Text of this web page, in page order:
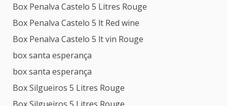
Box Penalva Castelo 5 Litres Rouge
Box Penalva Castelo 5 lt Red wine
Box Penalva Castelo 5 lt vin Rouge
box santa esperança
box santa esperança
Box Silgueiros 5 Litres Rouge